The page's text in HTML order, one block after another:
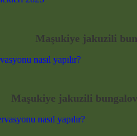
Maşukiye jakuzili
Maşukiye jakuzili bungalov